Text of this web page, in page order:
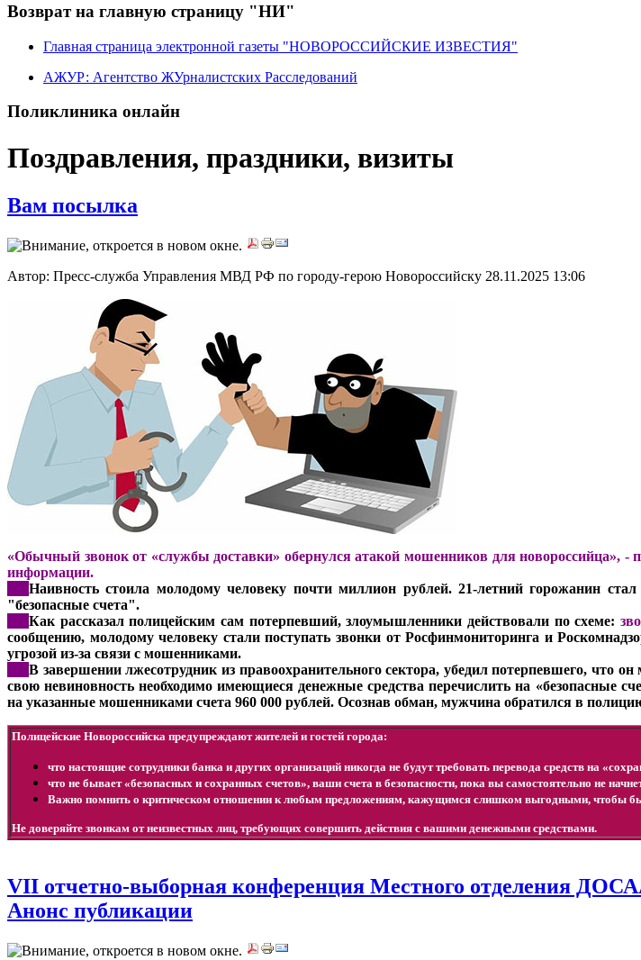
Возврат на главную страницу "НИ"
Главная страница электронной газеты "НОВОРОССИЙСКИЕ ИЗВЕСТИЯ"
АЖУР: Агентство ЖУрналистских Расследований
Поликлиника онлайн
Поздравления, праздники, визиты
Вам посылка
Автор: Пресс-служба Управления МВД РФ по городу-герою Новороссийску 28.11.2025 13:06
«Обычный звонок от «службы доставки» обернулся атакой мошенников для новороссийца», -
информации.
Наивность стоила молодому человеку почти миллион рублей. 21-летний горожанин
"безопасные счета".
Как рассказал полицейским сам потерпевший, злоумышленники действовали по схеме:
сообщению, молодому человеку стали поступать звонки от Росфинмониторинга и
угрозой из-за связи с мошенниками.
В завершении лжесотрудник из правоохранительного сектора, убедил потерпевшего,
свою невиновность необходимо имеющиеся денежные средства перечислить на «безопасные
на указанные мошенниками счета 960 000 рублей. Осознав обман, мужчина обратился в
Полицейские Новороссийска предупреждают жителей и гостей города:
что настоящие сотрудники банка и других организаций никогда не будут требовать перевода средств на
что не бывает «безопасных и сохранных счетов», ваши счета в безопасности, пока вы самостоятельно не
Важно помнить о критическом отношении к любым предложениям, кажущимся слишком выгодными, чтобы
Не доверяйте звонкам от неизвестных лиц, требующих совершить действия с вашими денежными средствами.
VII отчетно-выборная конференция Местного отделения
Анонс публикации